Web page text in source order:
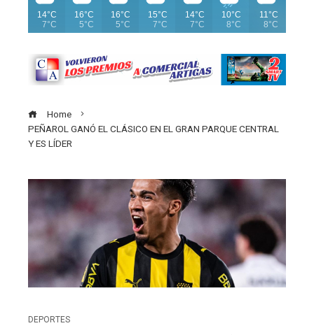
14°C
7°C
16°C
5°C
16°C
5°C
15°C
7°C
14°C
7°C
10°C
8°C
11°C
8°C
Home
PEÑAROL GANÓ EL CLÁSICO EN EL GRAN PARQUE CENTRAL
Y ES LÍDER
DEPORTES